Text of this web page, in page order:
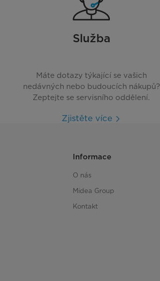
Služba
Máte dotazy týkající se vašich
nedávných nebo budoucích nákupů?
Zeptejte se servisního oddělení.
Zjistěte více
Informace
O nás
Midea Group
Kontakt